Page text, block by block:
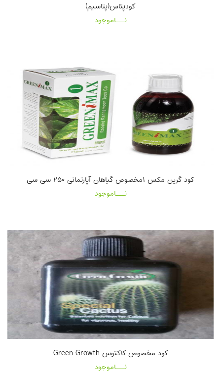
کودپتاس(پتاسیم)
نـــاموجود
کود گرین مکس ۱مخصوص گیاهان آپارتمانی ۲۵۰ سی سی
نـــاموجود
کود مخصوص کاکتوس Green Growth
نـــاموجود